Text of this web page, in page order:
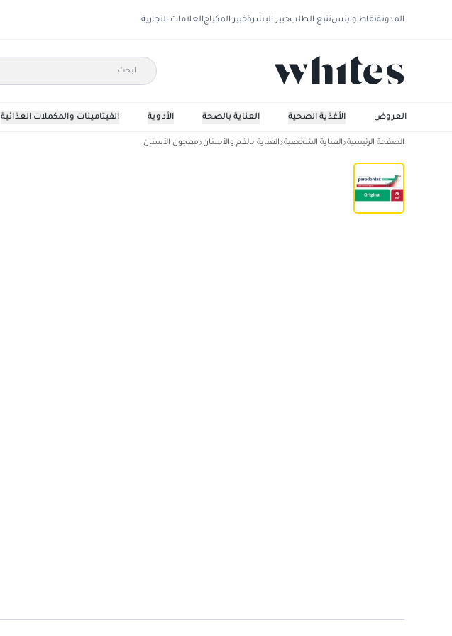
المدونةنقاط وايتستتبع الطلبخبير البشرةخبير المكياجالعلامات التجارية
الفيتامينات والمكملات الغذائية الأدوية العناية بالصحة الأغذية الصحية العروض
الصفحة الرئيسية العناية الشخصية العناية بالفم والأسنان معجون الأسنان